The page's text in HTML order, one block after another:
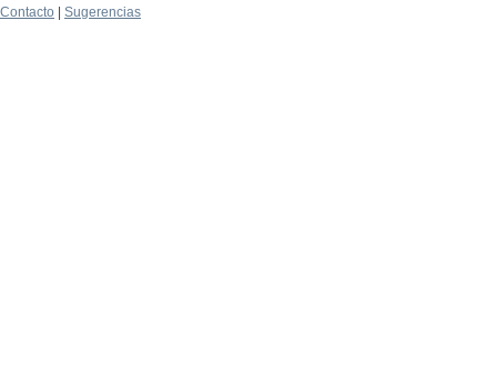
Contacto
Sugerencias